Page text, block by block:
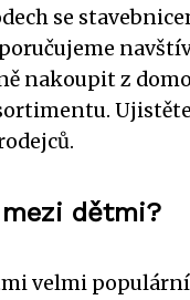
se
nakoupit z
dětmi?
velmi